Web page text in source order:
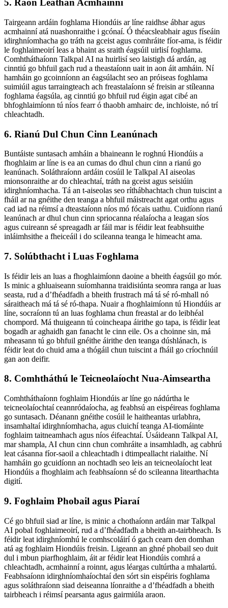
5. Raon Leathan Acmhainní
Tairgeann ardáin foghlama Hiondúis ar líne raidhse ábhar agus
acmhainní atá nuashonraithe i gcónaí. Ó théacsleabhair agus físeáin
idirghníomhacha go tráth na gceist agus comhráite fíor-ama, is féidir
le foghlaimeoirí leas a bhaint as sraith éagsúil uirlisí foghlama.
Comhtháthaíonn Talkpal AI na huirlisí seo laistigh dá ardán, ag
cinntiú go bhfuil gach rud a theastaíonn uait in aon áit amháin. Ní
hamháin go gcoinníonn an éagsúlacht seo an próiseas foghlama
suimiúil agus tarraingteach ach freastalaíonn sé freisin ar stíleanna
foghlama éagsúla, ag cinntiú go bhfuil rud éigin agat cibé an
bhfoghlaimíonn tú níos fearr ó thaobh amhairc de, inchloiste, nó trí
chleachtadh.
6. Rianú Dul Chun Cinn Leanúnach
Buntáiste suntasach amháin a bhaineann le roghnú Hiondúis a
fhoghlaim ar líne is ea an cumas do dhul chun cinn a rianú go
leanúnach. Soláthraíonn ardáin cosúil le Talkpal AI aiseolas
mionsonraithe ar do chleachtaí, tráth na gceist agus seisiúin
idirghníomhacha. Tá an t-aiseolas seo ríthábhachtach chun tuiscint a
fháil ar na gnéithe den teanga a bhfuil máistreacht agat orthu agus
cad iad na réimsí a dteastaíonn níos mó fócais uathu. Cuidíonn rianú
leanúnach ar dhul chun cinn spriocanna réalaíocha a leagan síos
agus cuireann sé spreagadh ar fáil mar is féidir leat feabhsuithe
inláimhsithe a fheiceáil i do scileanna teanga le himeacht ama.
7. Solúbthacht i Luas Foghlama
Is féidir leis an luas a fhoghlaimíonn daoine a bheith éagsúil go mór.
Is minic a ghluaiseann suíomhanna traidisiúnta seomra ranga ar luas
seasta, rud a d’fhéadfadh a bheith frustrach má tá sé ró-mhall nó
sáraitheach má tá sé ró-thapa. Nuair a fhoghlaimíonn tú Hiondúis ar
líne, socraíonn tú an luas foghlama chun freastal ar do leibhéal
chompord. Má thuigeann tú coincheapa áirithe go tapa, is féidir leat
bogadh ar aghaidh gan fanacht le cinn eile. Os a choinne sin, má
mheasann tú go bhfuil gnéithe áirithe den teanga dúshlánach, is
féidir leat do chuid ama a thógáil chun tuiscint a fháil go críochnúil
gan aon deifir.
8. Comhtháthú le Teicneolaíocht Nua-Aimseartha
Comhtháthaíonn foghlaim Hiondúis ar líne go nádúrtha le
teicneolaíochtaí ceannródaíocha, ag feabhsú an eispéireas foghlama
go suntasach. Déanann gnéithe cosúil le haitheantas urlabhra,
insamhaltaí idirghníomhacha, agus cluichí teanga AI-tiomáinte
foghlaim taitneamhach agus níos éifeachtaí. Úsáideann Talkpal AI,
mar shampla, AI chun cinn chun comhráite a insamhladh, ag cabhrú
leat cásanna fíor-saoil a chleachtadh i dtimpeallacht rialaithe. Ní
hamháin go gcuidíonn an nochtadh seo leis an teicneolaíocht leat
Hiondúis a fhoghlaim ach feabhsaíonn sé do scileanna litearthachta
digití.
9. Foghlaim Phobail agus Piaraí
Cé go bhfuil siad ar líne, is minic a chothaíonn ardáin mar Talkpal
AI pobal foghlaimeoirí, rud a d’fhéadfadh a bheith an-tairbheach. Is
féidir leat idirghníomhú le comhscoláirí ó gach cearn den domhan
atá ag foghlaim Hiondúis freisin. Ligeann an ghné phobail seo duit
dul i mbun piarfhoghlaim, áit ar féidir leat Hiondúis comhrá a
chleachtadh, acmhainní a roinnt, agus léargas cultúrtha a mhalartú.
Feabhsaíonn idirghníomhaíochtaí den sórt sin eispéiris foghlama
agus soláthraíonn siad deiseanna líonraithe a d’fhéadfadh a bheith
tairbheach i réimsí pearsanta agus gairmiúla araon.